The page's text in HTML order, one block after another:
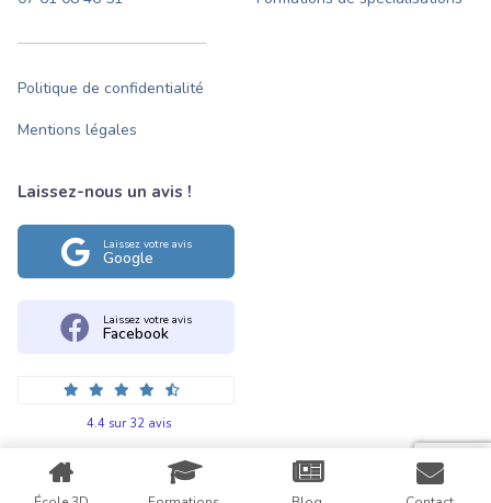
Politique de confidentialité
Mentions légales
Laissez-nous un avis !
Laissez votre avis
Google
Laissez votre avis
Facebook
4.4 sur 32 avis